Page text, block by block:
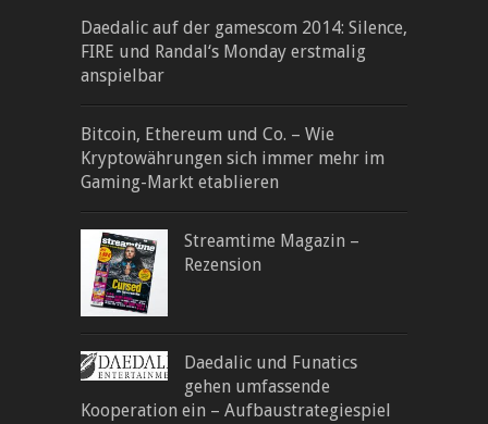
Daedalic auf der gamescom 2014: Silence,
FIRE und Randal‘s Monday erstmalig
anspielbar
Bitcoin, Ethereum und Co. – Wie
Kryptowährungen sich immer mehr im
Gaming-Markt etablieren
Streamtime Magazin –
Rezension
Daedalic und Funatics
gehen umfassende
Kooperation ein – Aufbaustrategiespiel